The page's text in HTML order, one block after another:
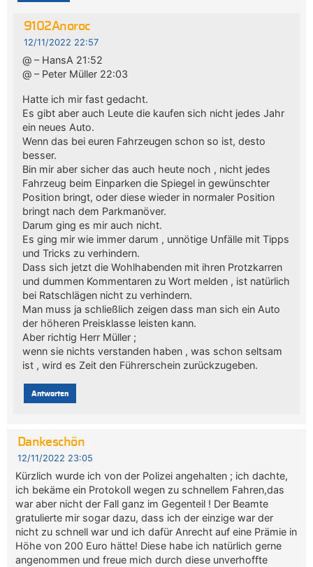
9102Anoroc
12/11/2022 22:57
@ – HansA 21:52
@ – Peter Müller 22:03
Hatte ich mir fast gedacht.
Es gibt aber auch Leute die kaufen sich nicht jedes Jahr
ein neues Auto.
Wenn das bei euren Fahrzeugen schon so ist, desto
besser.
Bin mir aber sicher das auch heute noch , nicht jedes
Fahrzeug beim Einparken die Spiegel in gewünschter
Position bringt, oder diese wieder in normaler Position
bringt nach dem Parkmanöver.
Darum ging es mir auch nicht.
Es ging mir wie immer darum , unnötige Unfälle mit Tipps
und Tricks zu verhindern.
Dass sich jetzt die Wohlhabenden mit ihren Protzkarren
und dummen Kommentaren zu Wort melden , ist natürlich
bei Ratschlägen nicht zu verhindern.
Man muss ja schließlich zeigen dass man sich ein Auto
der höheren Preisklasse leisten kann.
Aber richtig Herr Müller ;
wenn sie nichts verstanden haben , was schon seltsam
ist , wird es Zeit den Führerschein zurückzugeben.
Antworten
Dankeschön
12/11/2022 23:05
Kürzlich wurde ich von der Polizei angehalten ; ich dachte,
ich bekäme ein Protokoll wegen zu schnellem Fahren,das
war aber nicht der Fall ganz im Gegenteil ! Der Beamte
gratulierte mir sogar dazu, dass ich der einzige war der
nicht zu schnell war und ich dafür Anrecht auf eine Prämie in
Höhe von 200 Euro hätte! Diese habe ich natürlich gerne
angenommen und freue mich durch diese unverhoffte